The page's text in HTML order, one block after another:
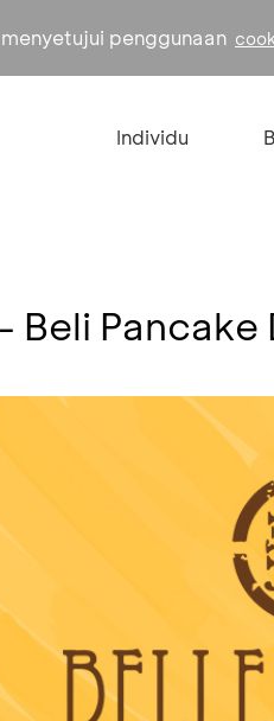
penggunaan
Individu
Beli